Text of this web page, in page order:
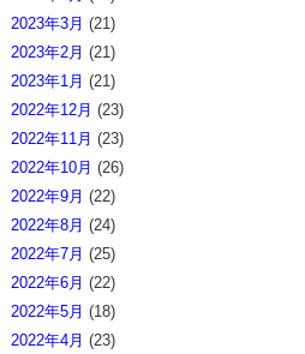
2023年3月 (21)
2023年2月 (21)
2023年1月 (21)
2022年12月 (23)
2022年11月 (23)
2022年10月 (26)
2022年9月 (22)
2022年8月 (24)
2022年7月 (25)
2022年6月 (22)
2022年5月 (18)
2022年4月 (23)